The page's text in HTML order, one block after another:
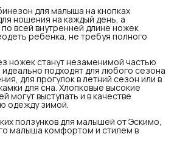
для малыша на кнопках
ношения на каждый день, а
всей внутренней длине ножек
ребенка, не требуя полного
ножек станут незаменимой частью
подходят для любого сезона
для прогулок в летний сезон или в
для сна. Хлопковые высокие
могут выступать и в качестве
одежду зимой.
ползунков для малышей от Эскимо,
малыша комфортом и стилем в